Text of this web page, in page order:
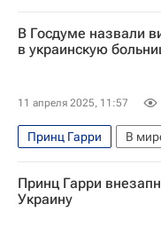
В Госдуме назвали
в украинскую
11 апреля 2025, 11:57
Принц Гарри В
Великобритания
Госдума РФ
Принц Гарри
Украину